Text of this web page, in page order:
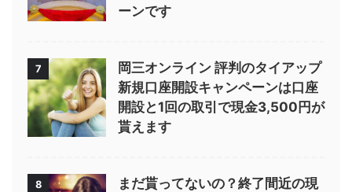
ーンです
7
岡三オンライン 評判のタイアップ
新規口座開設キャンペーンは口座
開設と1回の取引で現金3,500円が
貰えます
8
まだ貰ってないの？終了間近の現